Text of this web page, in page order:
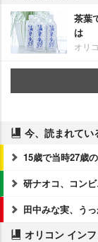
茶葉
は
オリ
今、読まれてい
15歳で当時27歳
研ナオコ、コン
田中みな実、う
オリコン イン